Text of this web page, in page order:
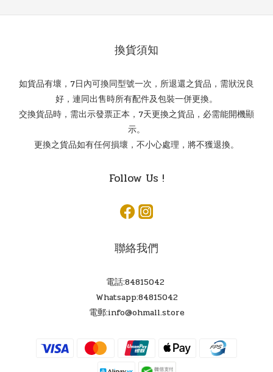
換貨須知
如貨品有壞，7日內可換同型號一次，所退還之貨品，需狀況良
好，連同出售時所有配件及包裝一併更換。
交換貨品時，需出示發票正本，7天更換之貨品，必需能開機顯
示。
更換之貨品如有任何損壞，不小心處理，將不獲退換。
Follow Us !
聯絡我們
電話:84815042
Whatsapp:84815042
電郵:info@ohmall.store